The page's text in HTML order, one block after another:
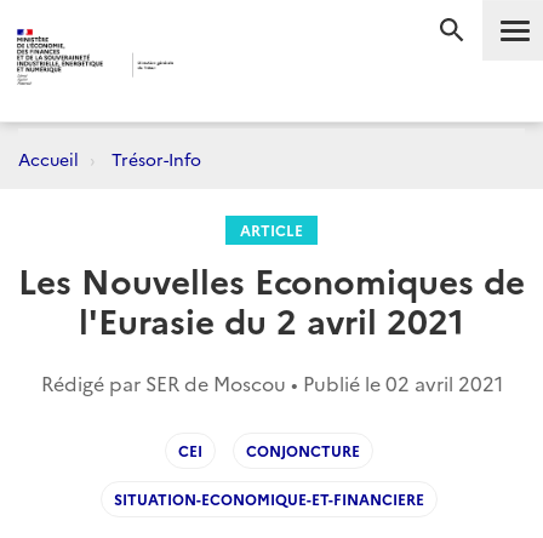
Accueil Trésor-Info
ARTICLE
Les Nouvelles Economiques de
l'Eurasie du 2 avril 2021
Rédigé par SER de Moscou • Publié le02 avril 2021
CEI CONJONCTURE
SITUATION-ECONOMIQUE-ET-FINANCIERE